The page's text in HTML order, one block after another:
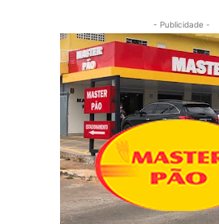
- Publicidade -